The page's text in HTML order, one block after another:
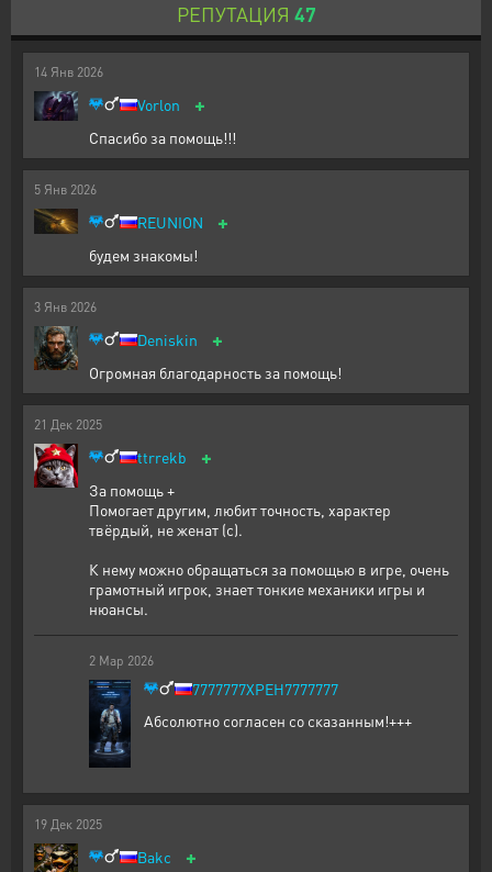
РЕПУТАЦИЯ 47
14 Янв 2026
Vorlon +
Спасибо за помощь!!!
5 Янв 2026
REUNION +
будем знакомы!
3 Янв 2026
Deniskin +
Огромная благодарность за помощь!
21 Дек 2025
ttrrekb +
За помощь +
Помогает другим, любит точность, характер
твёрдый, не женат (с).
К нему можно обращаться за помощью в игре, очень
грамотный игрок, знает тонкие механики игры и
нюансы.
2 Мар 2026
7777777XPEH7777777
Абсолютно согласен со сказанным!+++
19 Дек 2025
Bakc +